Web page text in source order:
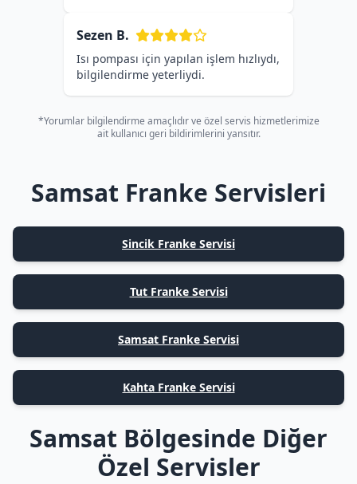
Sezen B.
Isı pompası için yapılan işlem hızlıydı,
bilgilendirme yeterliydi.
*Yorumlar bilgilendirme amaçlıdır ve özel servis hizmetlerimize
ait kullanıcı geri bildirimlerini yansıtır.
Samsat Franke Servisleri
Sincik Franke Servisi
Tut Franke Servisi
Samsat Franke Servisi
Kahta Franke Servisi
Samsat Bölgesinde Diğer
Özel Servisler